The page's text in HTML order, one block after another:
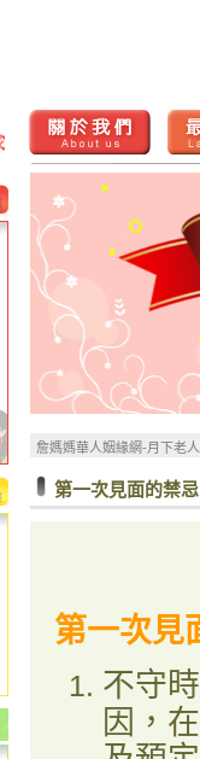
詹媽媽華人姻緣網-月下老
第一次見面的禁
第一次見
不守
因，